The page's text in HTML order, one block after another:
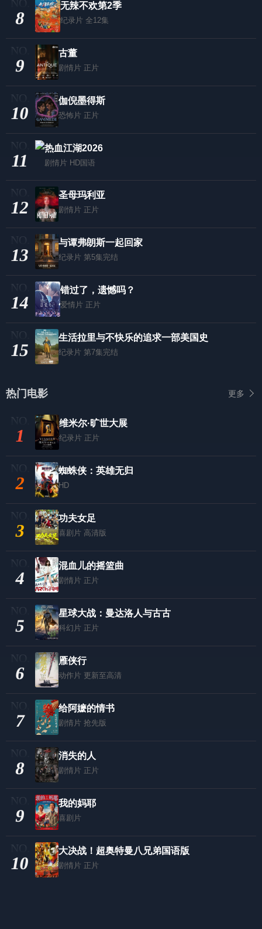
8
无辣不欢第2季
纪录片 全12集
9
古董
剧情片 正片
10
伽倪墨得斯
恐怖片 正片
11
热血江湖2026
剧情片 HD国语
12
圣母玛利亚
剧情片 正片
13
与谭弗朗斯一起回家
纪录片 第5集完结
14
错过了，遗憾吗？
爱情片 正片
15
生活拉里与不快乐的追求一部美国史
纪录片 第7集完结
热门电影 更多
1
维米尔·旷世大展
纪录片 正片
2
蜘蛛侠：英雄无归
HD
3
功夫女足
喜剧片 高清版
4
混血儿的摇篮曲
剧情片 正片
5
星球大战：曼达洛人与古古
科幻片 正片
6
雁侠行
动作片 更新至高清
7
给阿嬷的情书
剧情片 抢先版
8
消失的人
剧情片 正片
9
我的妈耶
喜剧片
10
大决战！超奥特曼八兄弟国语版
剧情片 正片